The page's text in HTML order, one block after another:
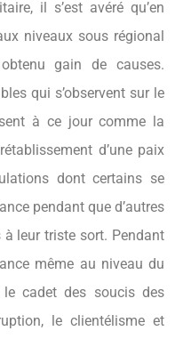
il s’est avéré qu’en
niveaux sous régional
gain de causes.
qui s’observent sur le
à ce jour comme la
d’une paix
dont certains se
pendant que d’autres
à leur triste sort. Pendant
même au niveau du
le cadet des soucis des
le clientélisme et